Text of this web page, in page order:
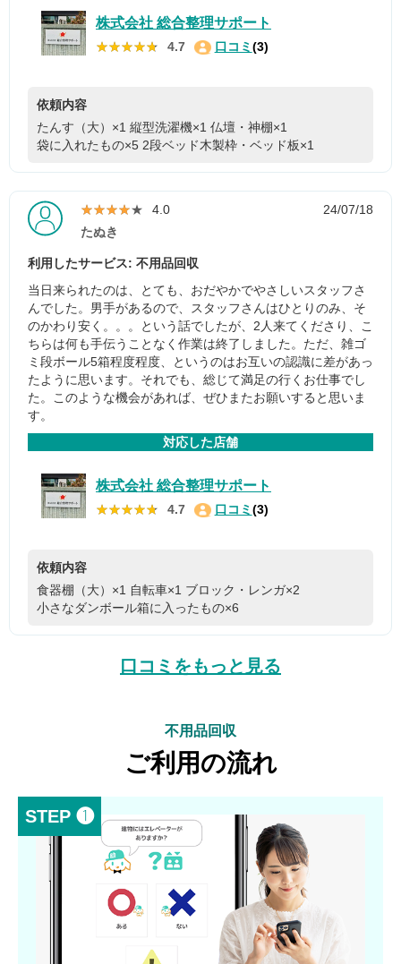
株式会社 総合整理サポート
★★★★★
★★★★★ 4.7 口コミ (3)
依頼内容
たんす（大）×1 縦型洗濯機×1 仏壇・神棚×1
袋に入れたもの×5 2段ベッド木製枠・ベッド板×1
★★★★★
★★★★★ 4.0
24/07/18
たぬき
利用したサービス: 不用品回収
当日来られたのは、とても、おだやかでやさしいスタッフさ
んでした。男手があるので、スタッフさんはひとりのみ、そ
のかわり安く。。。という話でしたが、2人来てくださり、こ
ちらは何も手伝うことなく作業は終了しました。ただ、雑ゴ
ミ段ボール5箱程度程度、というのはお互いの認識に差があっ
たように思います。それでも、総じて満足の行くお仕事でし
た。このような機会があれば、ぜひまたお願いすると思いま
す。
対応した店舗
株式会社 総合整理サポート
★★★★★
★★★★★ 4.7 口コミ (3)
依頼内容
食器棚（大）×1 自転車×1 ブロック・レンガ×2
小さなダンボール箱に入ったもの×6
口コミをもっと見る
不用品回収
ご利用の流れ
STEP ❶